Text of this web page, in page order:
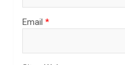
Email *